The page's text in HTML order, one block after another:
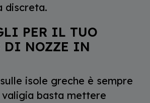
discreta.
PER IL TUO
NOZZE IN
isole greche è sempre
basta mettere